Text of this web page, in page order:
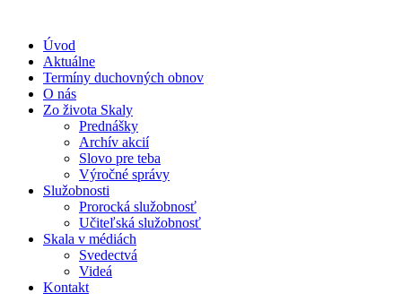
Úvod
Aktuálne
Termíny duchovných obnov
O nás
Zo života Skaly
Prednášky
Archív akcií
Slovo pre teba
Výročné správy
Služobnosti
Prorocká služobnosť
Učiteľská služobnosť
Skala v médiách
Svedectvá
Videá
Kontakt